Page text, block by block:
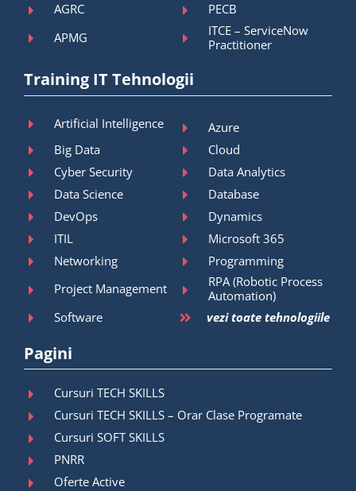
AGRC
PECB
APMG
ITCE – ServiceNow
Practitioner
Training IT Tehnologii
Artificial Intelligence
Azure
Big Data
Cloud
Cyber Security
Data Analytics
Data Science
Database
DevOps
Dynamics
ITIL
Microsoft 365
Networking
Programming
Project Management
RPA (Robotic Process
Automation)
Software
vezi toate tehnologiile
Pagini
Cursuri TECH SKILLS
Cursuri TECH SKILLS – Orar Clase Programate
Cursuri SOFT SKILLS
PNRR
Oferte Active